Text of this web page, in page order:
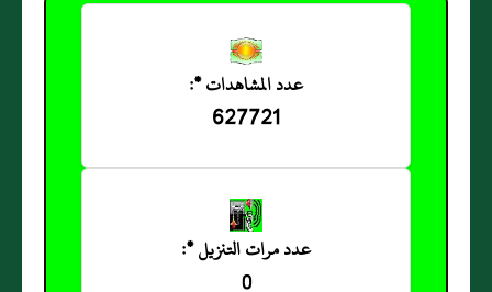
عدد المشاهدات *:
627721
عدد مرات التنزيل *:
0